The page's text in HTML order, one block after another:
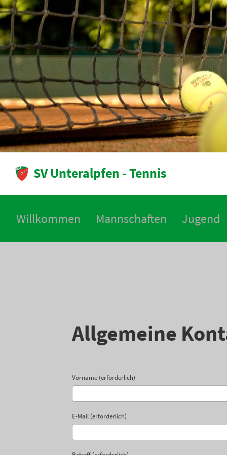
SV Unteralpfen - Tennis
Willkommen Mannschaften Jugend
Allgemeine
Vorname (erforderlich)
E-Mail (erforderlich)